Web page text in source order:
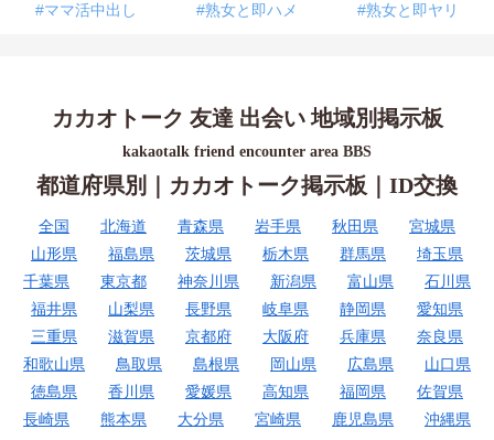
#ママ活中出し #熟女と即ハメ #熟女と即ヤリ
カカオトーク 友達 出会い 地域別掲示板
kakaotalk friend encounter area BBS
都道府県別｜カカオトーク掲示板｜ID交換
全国 北海道 青森県 岩手県 秋田県
宮城県
山形県
福島県 茨城県 栃木県 群馬県
埼玉県
千葉県
東京都 神奈川県 新潟県 富山県
石川県
福井県
山梨県 長野県 岐阜県 静岡県
愛知県
三重県
滋賀県 京都府 大阪府 兵庫県
奈良県
和歌山県
鳥取県 島根県 岡山県 広島県
山口県
徳島県
香川県 愛媛県 高知県 福岡県
佐賀県
長崎県
熊本県 大分県 宮崎県 鹿児島県 沖縄県